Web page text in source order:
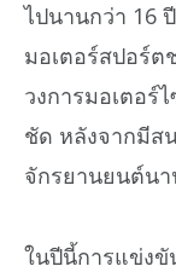
ไปนานกว่า 16
มอเตอร์สปอร์ต
วงการมอเตอร์
ชัด หลังจากมีส
จักรยานยนต์น
ในปีนี้การแข่งขั